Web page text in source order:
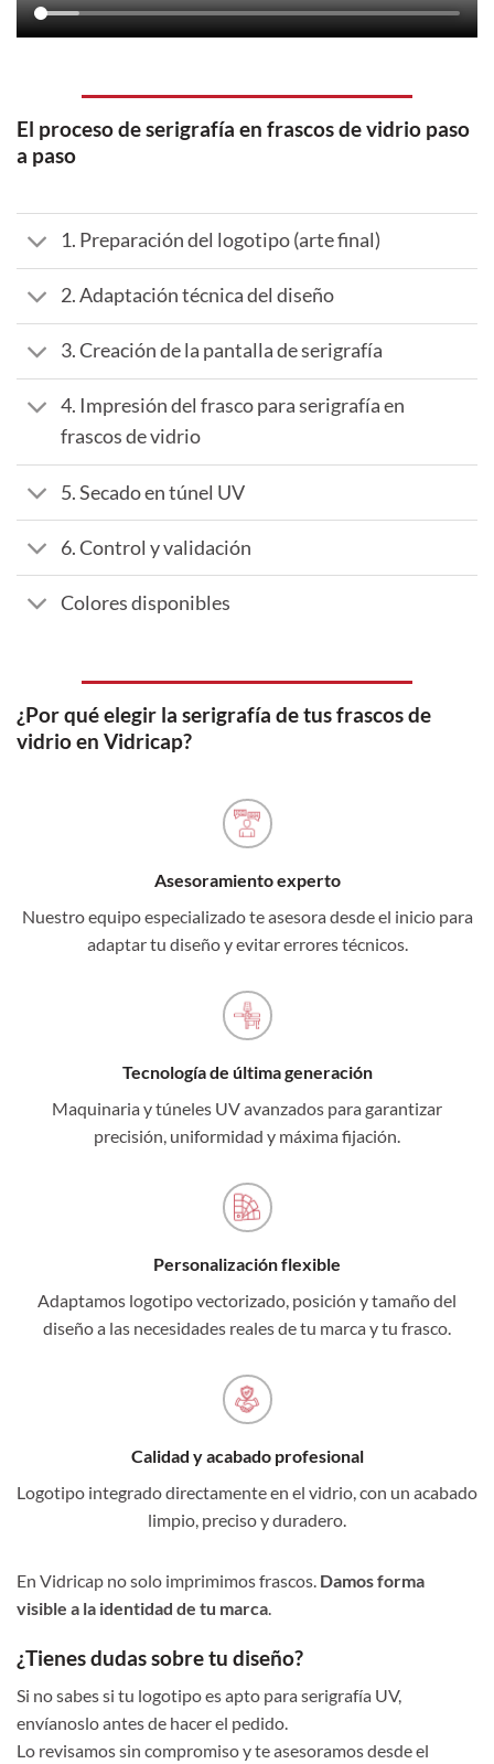
El proceso de serigrafía en frascos de vidrio paso
a paso
1. Preparación del logotipo (arte final)
2. Adaptación técnica del diseño
3. Creación de la pantalla de serigrafía
4. Impresión del frasco para serigrafía en
frascos de vidrio
5. Secado en túnel UV
6. Control y validación
Colores disponibles
¿Por qué elegir la serigrafía de tus frascos de
vidrio en Vidricap?
Asesoramiento experto
Nuestro equipo especializado te asesora desde el inicio para
adaptar tu diseño y evitar errores técnicos.
Tecnología de última generación
Maquinaria y túneles UV avanzados para garantizar
precisión, uniformidad y máxima fijación.
Personalización flexible
Adaptamos logotipo vectorizado, posición y tamaño del
diseño a las necesidades reales de tu marca y tu frasco.
Calidad y acabado profesional
Logotipo integrado directamente en el vidrio, con un acabado
limpio, preciso y duradero.
En Vidricap no solo imprimimos frascos. Damos forma
visible a la identidad de tu marca.
¿Tienes dudas sobre tu diseño?
Si no sabes si tu logotipo es apto para serigrafía UV,
envíanoslo antes de hacer el pedido.
Lo revisamos sin compromiso y te asesoramos desde el